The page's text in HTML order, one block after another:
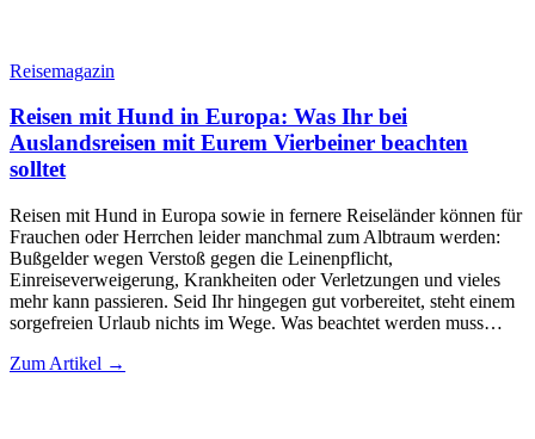
Reisemagazin
Reisen mit Hund in Europa: Was Ihr bei
Auslandsreisen mit Eurem Vierbeiner beachten
solltet
Reisen mit Hund in Europa sowie in fernere Reiseländer können für
Frauchen oder Herrchen leider manchmal zum Albtraum werden:
Bußgelder wegen Verstoß gegen die Leinenpflicht,
Einreiseverweigerung, Krankheiten oder Verletzungen und vieles
mehr kann passieren. Seid Ihr hingegen gut vorbereitet, steht einem
sorgefreien Urlaub nichts im Wege. Was beachtet werden muss…
Zum Artikel →